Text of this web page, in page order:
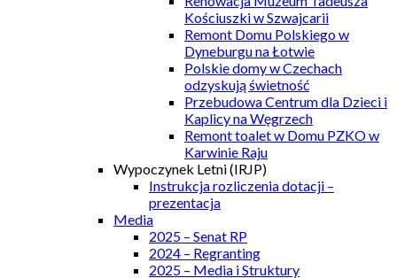
Kościuszki w Szwajcarii
Remont Domu Polskiego w
Dyneburgu na Łotwie
Polskie domy w Czechach
odzyskują świetność
Przebudowa Centrum dla Dzieci i
Kaplicy na Węgrzech
Remont toalet w Domu PZKO w
Karwinie Raju
Wypoczynek Letni (IRJP)
Instrukcja rozliczenia dotacji –
prezentacja
Media
2025 – Senat RP
2024 – Regranting
2025 – Media i Struktury